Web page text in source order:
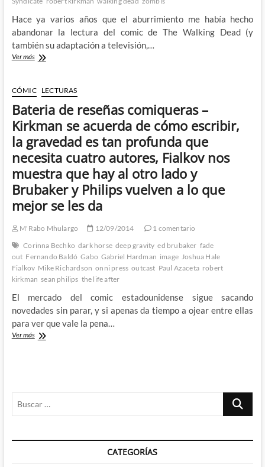
franquicia?
Hace ya varios años que el aburrimiento me había hecho
abandonar la lectura del comic de The Walking Dead (y
también su adaptación a televisión,…
Ver másThe
The
Alien
–
K
Vaughan
Marcos
Martin
insuflan
nueva
vida
los
vivientes
CÓMIC LECTURAS
Bateria de reseñas comiqueras –
Kirkman se acuerda de cómo escribir,
la gravedad es tan profunda que
necesita cuatro autores, Fialkov nos
muestra que hay al otro lado y
Brubaker y Philips vuelven a lo que
mejor se les da
M'Rabo Mhulargo 12/09/2014
1 comentario
Corinna Bechko dark horse deep gravity ed brubaker fade
out Fernando Baldó Gabo Gabriel Hardman image Joshua Hale
Fialkov Mike Richardson onni press outcast Paul Azaceta robert
kirkman sean philips the life after
El mercado del comic estadounidense sigue sacando
novedades sin parar, y si apenas da tiempo a ojear entre ellas
para ver que vale la pena…
Ver másBateria
acuerda
escribir,
gravedad
Buscar
CATEGORÍAS